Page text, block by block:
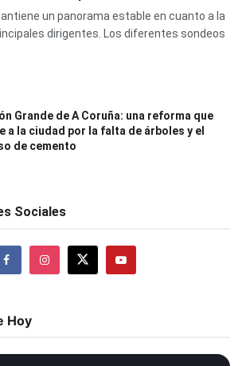
un panorama estable en cuanto a la
dirigentes. Los diferentes sondeos
Grande de A Coruña: una reforma que
a la ciudad por la falta de árboles y el
de cemento
Sociales
Hoy